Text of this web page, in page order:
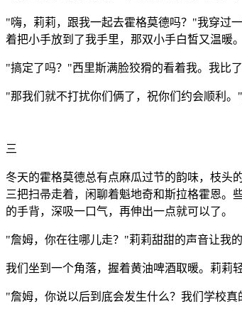
"嗨，莉莉，跟我一起去霍格莫德吗？ "我穿过
着把小手放到了我手里，那双小手白皙又温暖。
"搞定了吗？ "西里斯满脸狡猾的看着我。我比
"那我们就不打扰你们俩了，祝你们约会顺利。 "
三
冬天的霍格莫德总有点麻瓜过节的韵味，枝头
三把扫帚走着，闲聊着魁地奇和斯拉格霍恩。
的手背，深吸一口气，再伸出一点就可以了。
"詹姆，你在往哪儿走？ "莉莉甜甜的声音让我
我们坐到一个角落，握着黄油啤酒取暖。莉莉
"詹姆，你说以后到底会发生什么？我们学校真